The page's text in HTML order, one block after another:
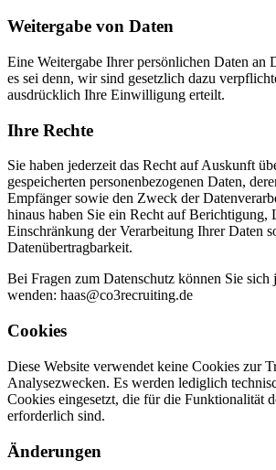
Weitergabe von Daten
Eine Weitergabe Ihrer persönlichen Daten an
es sei denn, wir sind gesetzlich dazu
ausdrücklich Ihre Einwilligung erteilt.
Ihre Rechte
Sie haben jederzeit das Recht auf Auskunft
gespeicherten personenbezogenen Daten,
Empfänger sowie den Zweck der
hinaus haben Sie ein Recht auf Berichtigung,
Einschränkung der Verarbeitung Ihrer Daten
Datenübertragbarkeit.
Bei Fragen zum Datenschutz können Sie sich
wenden: haas@co3recruiting.de
Cookies
Diese Website verwendet keine Cookies zur
Analysezwecken. Es werden lediglich
Cookies eingesetzt, die für die Funktionalität
erforderlich sind.
Änderungen